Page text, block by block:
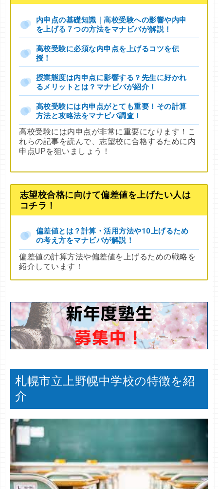
内申点の基礎知識｜高校受験への影響や内申
を上げる７つの方法をマナビバが解説！
高校受験に必須な内申点を上げるコツを伝
授！
授業態度は内申点に影響する？先生に好かれ
るメリットとは？マナビバが紹介！
高校受験には内申点がとても重要！その計算
方法と攻略法をマナビバ調査！
高校受験には内申点が非常に重要になります！こ
れらの記事を読んで、志望校に合格するために内
申点UPを狙いましょう！
志望校合格に向けて偏差値を上げたい人は
コチラ！
偏差値とは？計算・活用方法や10上げるため
の考え方をマナビバが解説！
偏差値の計算方法や偏差値を上げるための戦略を
紹介しています！
札幌市立上野幌中学校の特徴を紹
介